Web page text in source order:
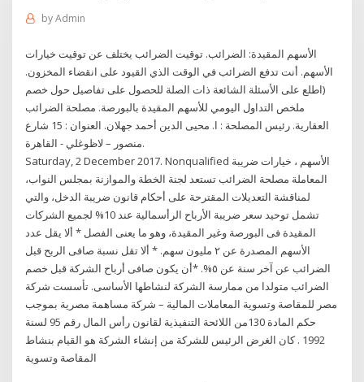
byAdmin
الأسهم المقيدة: الضرائب. توقيت الضرائب يختلف عن توقيت خيارات
الأسهم. أنت تدفع الضرائب في الوقت الذي القيود على انقضاء المخزون.
(اطلع على الأسئلة الشائعة ذات الصلة للحصول على تفاصيل حول خصم
ملخص التداول اليومي للأسهم المقيدة بالبورصة. مصلحة الضرائب
العقارية. رئيس المصلحة : ا. محيى الدين أحمد جهلان. العنوان : 15 شارع
منصور – لاظوغلي - القاهرة.
Saturday, 2 December 2017. Nonqualified الأسهم ، خيارات ضريبة
المعاملة مصلحة الضرائب تستعد لجنة الخطة والموازنة بمجلس النواب،
لمناقشة التعديلات المقترحة على أحكام قانون ضريبة الدخل، والتي
تشمل توحيد سعر ضريبة الأرباح الرأسمالية عند 10% لجميع الشركات
المقيدة فى البورصة وغير المقيدة، وهو ما يعنى الفصل * ألا يقل عدد
الأسهم المصدرة عن ٢ مليون سهم. * ألا تقل نسبة صافى الربح قبل
الضرائب عن آخر سنة عن ٥%. *أن يكون صافى أرباح الشركة قبل خصم
الضرائب متولدا من ممارسة الشركة لنشاطها الأساسى. تأسست شركة
مصر للمقاصة وتسوية المعاملات المالية – شركة مساهمة مصرية بموجب
حكم المادة 130من اللائحة التنفيذية لقانون رأس المال رقم 95 لسنة
1992 . كان الغرض الرئيس للشركة من إنشاء الشركة هو القيام بنشاط
المقاصة وتسوية